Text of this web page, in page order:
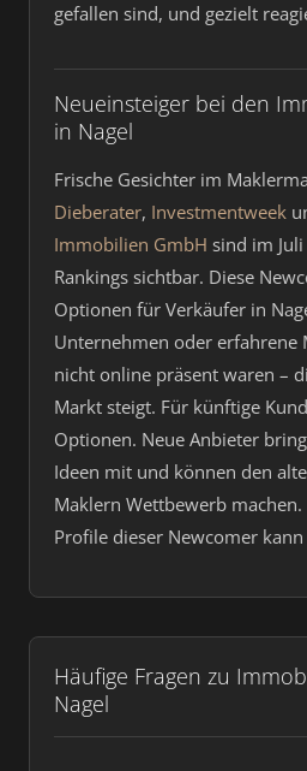
gefallen sind, und gezielt
Neueinsteiger bei den
in Nagel
Frische Gesichter im
Dieberater, Investmentweek
Immobilien GmbH sind im
Rankings sichtbar. Diese
Optionen für Verkäufer in
Unternehmen oder erfahrene
nicht online präsent waren –
Markt steigt. Für künftige
Optionen. Neue Anbieter
Ideen mit und können den
Maklern Wettbewerb
Profile dieser Newcomer kann
Häufige Fragen zu
Nagel